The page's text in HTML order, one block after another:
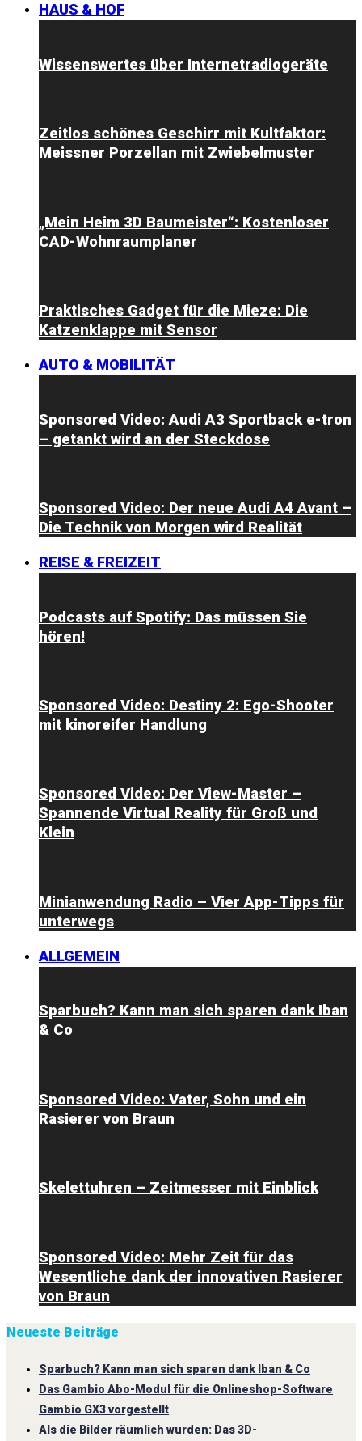
HAUS & HOF
Wissenswertes über Internetradiogeräte
Zeitlos schönes Geschirr mit Kultfaktor:
Meissner Porzellan mit Zwiebelmuster
„Mein Heim 3D Baumeister“: Kostenloser
CAD-Wohnraumplaner
Praktisches Gadget für die Mieze: Die
Katzenklappe mit Sensor
AUTO & MOBILITÄT
Sponsored Video: Audi A3 Sportback e-tron
– getankt wird an der Steckdose
Sponsored Video: Der neue Audi A4 Avant –
Die Technik von Morgen wird Realität
REISE & FREIZEIT
Podcasts auf Spotify: Das müssen Sie
hören!
Sponsored Video: Destiny 2: Ego-Shooter
mit kinoreifer Handlung
Sponsored Video: Der View-Master –
Spannende Virtual Reality für Groß und
Klein
Minianwendung Radio – Vier App-Tipps für
unterwegs
ALLGEMEIN
Sparbuch? Kann man sich sparen dank Iban
& Co
Sponsored Video: Vater, Sohn und ein
Rasierer von Braun
Skelettuhren – Zeitmesser mit Einblick
Sponsored Video: Mehr Zeit für das
Wesentliche dank der innovativen Rasierer
von Braun
Neueste Beiträge
Sparbuch? Kann man sich sparen dank Iban & Co
Das Gambio Abo-Modul für die Onlineshop-Software
Gambio GX3 vorgestellt
Als die Bilder räumlich wurden: Das 3D-